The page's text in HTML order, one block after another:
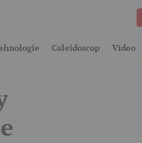
Caleidoscop Video